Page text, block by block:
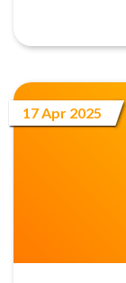
17 Apr 2025